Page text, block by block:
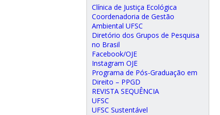
Clínica de Justiça Ecológica
Coordenadoria de Gestão
Ambiental UFSC
Diretório dos Grupos de Pesquisa
no Brasil
Facebook/OJE
Instagram OJE
Programa de Pós-Graduação em
Direito – PPGD
REVISTA SEQUÊNCIA
UFSC
UFSC Sustentável